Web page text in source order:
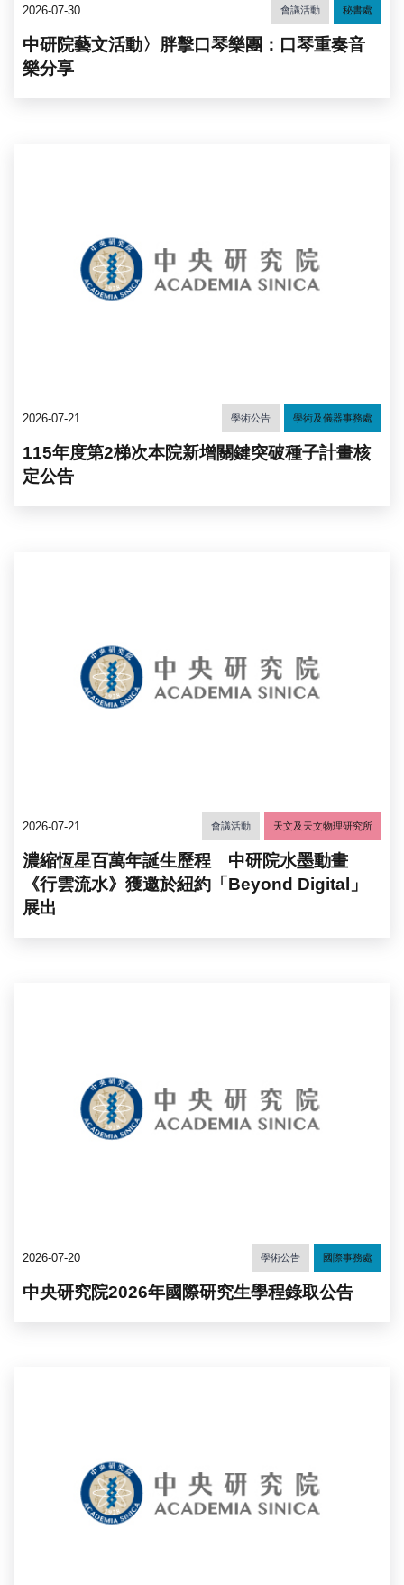
2026-07-30 會議活動 秘書處
中研院藝文活動〉胖擊口琴樂團：口琴重奏音
樂分享
2026-07-21 學術公告 學術及儀器事務處
115年度第2梯次本院新增關鍵突破種子計畫核
定公告
2026-07-21 會議活動 天文及天文物理研究所
濃縮恆星百萬年誕生歷程 中研院水墨動畫
《行雲流水》獲邀於紐約「Beyond Digital」
展出
2026-07-20 學術公告 國際事務處
中央研究院2026年國際研究生學程錄取公告